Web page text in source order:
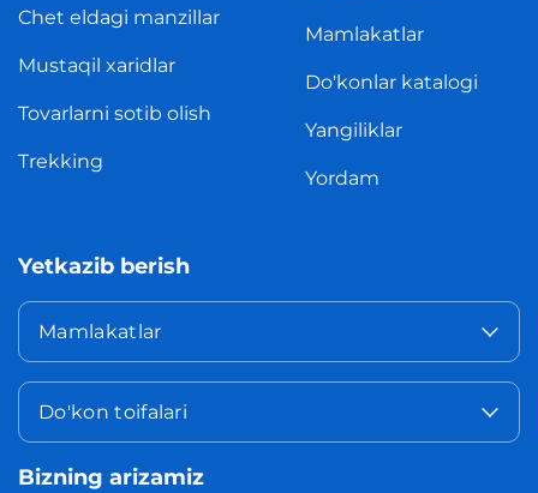
Chet eldagi manzillar
Mustaqil xaridlar
Tovarlarni sotib olish
Trekking
Mamlakatlar
Do'konlar katalogi
Yangiliklar
Yordam
Yetkazib berish
Mamlakatlar
Do'kon toifalari
Bizning arizamiz